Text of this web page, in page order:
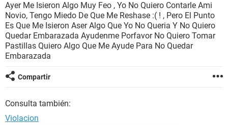
BIENESTAR
SEXUALIDAD
GLOSARIO
Ayer Me Isieron Algo Muy Feo , Yo No Quiero Contarle Ami
Novio, Tengo Miedo De Que Me Reshase :( ! , Pero El Punto
Es Que Me Isieron Aser Algo Que Yo No Queria Y No Quiero
Quedar Embarazada Ayudenme Porfavor No Quiero Tomar
Pastillas Quiero Algo Que Me Ayude Para No Quedar
Embarazada
Compartir
Consulta también:
Violacion